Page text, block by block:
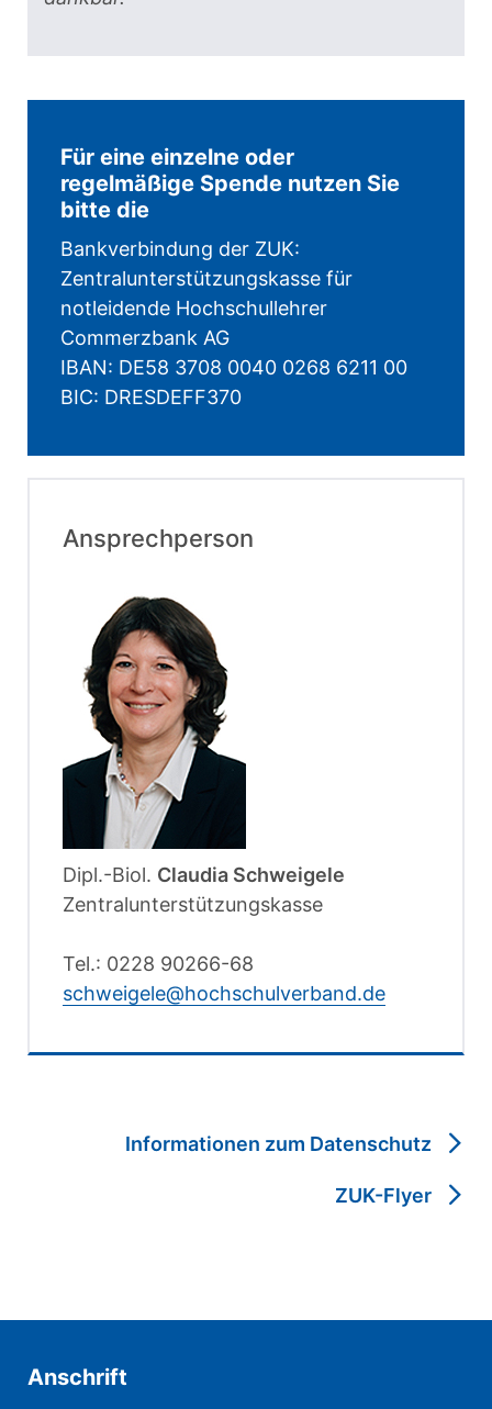
Für eine einzelne oder
regelmäßige Spende nutzen Sie
bitte die
Bankverbindung der ZUK:
Zentralunterstützungskasse für
notleidende Hochschullehrer
Commerzbank AG
IBAN: DE58 3708 0040 0268 6211 00
BIC: DRESDEFF370
Ansprechperson
Dipl.-Biol. Claudia Schweigele
Zentralunterstützungskasse
Tel.: 0228 90266-68
schweigele@hochschulverband.de
Informationen zum Datenschutz
ZUK-Flyer
Anschrift